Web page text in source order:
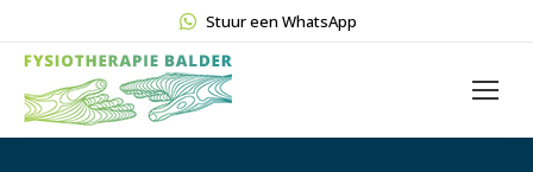
Stuur een WhatsApp